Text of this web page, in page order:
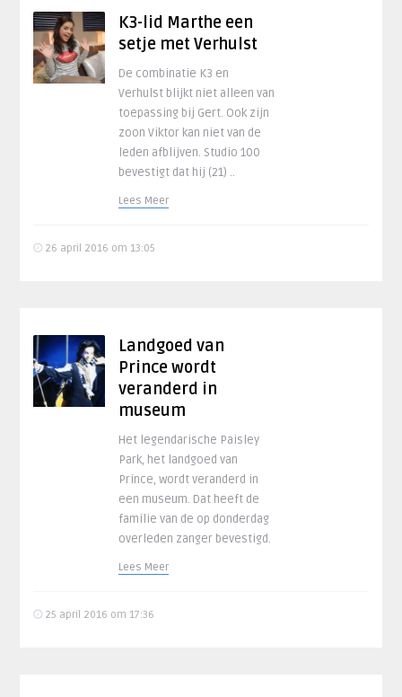
K3-lid Marthe een
setje met Verhulst
De combinatie K3 en
Verhulst blijkt niet alleen van
toepassing bij Gert. Ook zijn
zoon Viktor kan niet van de
leden afblijven. Studio 100
bevestigt dat hij (21) ..
Lees Meer
26 april 2016 om 13:05
Landgoed van
Prince wordt
veranderd in
museum
Het legendarische Paisley
Park, het landgoed van
Prince, wordt veranderd in
een museum. Dat heeft de
familie van de op donderdag
overleden zanger bevestigd.
Lees Meer
25 april 2016 om 17:36